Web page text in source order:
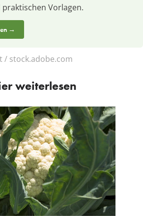
Vorlagen.
→
/ stock.adobe.com
weiterlesen